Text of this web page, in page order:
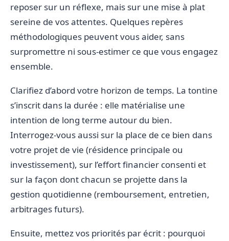
reposer sur un réflexe, mais sur une mise à plat
sereine de vos attentes. Quelques repères
méthodologiques peuvent vous aider, sans
surpromettre ni sous-estimer ce que vous engagez
ensemble.
Clarifiez d’abord votre horizon de temps. La tontine
s’inscrit dans la durée : elle matérialise une
intention de long terme autour du bien.
Interrogez-vous aussi sur la place de ce bien dans
votre projet de vie (résidence principale ou
investissement), sur l’effort financier consenti et
sur la façon dont chacun se projette dans la
gestion quotidienne (remboursement, entretien,
arbitrages futurs).
Ensuite, mettez vos priorités par écrit : pourquoi